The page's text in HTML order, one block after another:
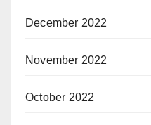
December 2022
November 2022
October 2022